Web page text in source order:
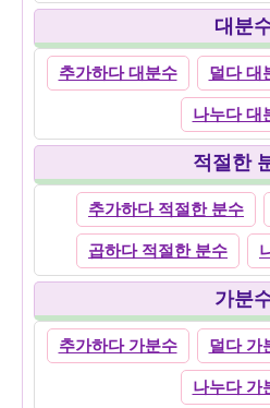
대분
추가하다 대분수 덜다 대
나누다 대
적절한
추가하다 적절한 분수
곱하다 적절한 분수
가분
추가하다 가분수 덜다 가
나누다 가